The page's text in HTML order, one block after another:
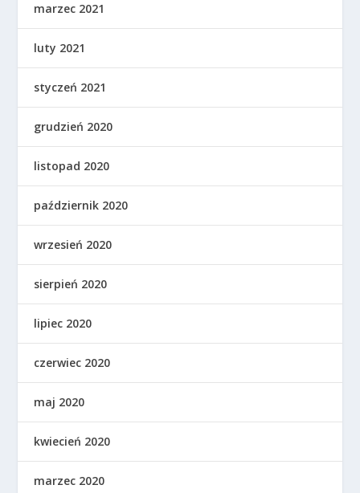
marzec 2021
luty 2021
styczeń 2021
grudzień 2020
listopad 2020
październik 2020
wrzesień 2020
sierpień 2020
lipiec 2020
czerwiec 2020
maj 2020
kwiecień 2020
marzec 2020